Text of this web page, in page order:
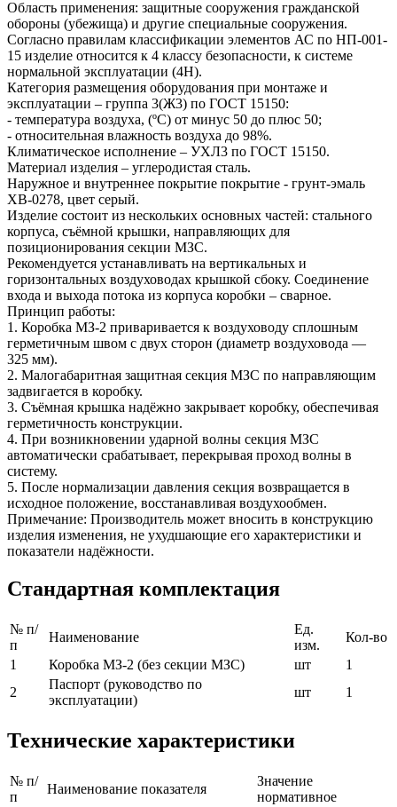
Область применения: защитные сооружения гражданской
обороны (убежища) и другие специальные сооружения.
Согласно правилам классификации элементов АС по НП-001-
15 изделие относится к 4 классу безопасности, к системе
нормальной эксплуатации (4Н).
Категория размещения оборудования при монтаже и
эксплуатации – группа 3(Ж3) по ГОСТ 15150:
- температура воздуха, (ºС) от минус 50 до плюс 50;
- относительная влажность воздуха до 98%.
Климатическое исполнение – УХЛ3 по ГОСТ 15150.
Материал изделия – углеродистая сталь.
Наружное и внутреннее покрытие покрытие - грунт-эмаль
ХВ-0278, цвет серый.
Изделие состоит из нескольких основных частей: стального
корпуса, съёмной крышки, направляющих для
позиционирования секции МЗС.
Рекомендуется устанавливать на вертикальных и
горизонтальных воздуховодах крышкой сбоку. Соединение
входа и выхода потока из корпуса коробки – сварное.
Принцип работы:
1. Коробка МЗ‑2 приваривается к воздуховоду сплошным
герметичным швом с двух сторон (диаметр воздуховода —
325 мм).
2. Малогабаритная защитная секция МЗС по направляющим
задвигается в коробку.
3. Съёмная крышка надёжно закрывает коробку, обеспечивая
герметичность конструкции.
4. При возникновении ударной волны секция МЗС
автоматически срабатывает, перекрывая проход волны в
систему.
5. После нормализации давления секция возвращается в
исходное положение, восстанавливая воздухообмен.
Примечание: Производитель может вносить в конструкцию
изделия изменения, не ухудшающие его характеристики и
показатели надёжности.
Стандартная комплектация
№ п/
п
Наименование
Ед.
изм.
Кол-во
1
Коробка МЗ-2 (без секции МЗС) шт
1
2
Паспорт (руководство по
эксплуатации)
шт 1
Технические характеристики
№ п/
п
Наименование показателя
Значение
нормативное